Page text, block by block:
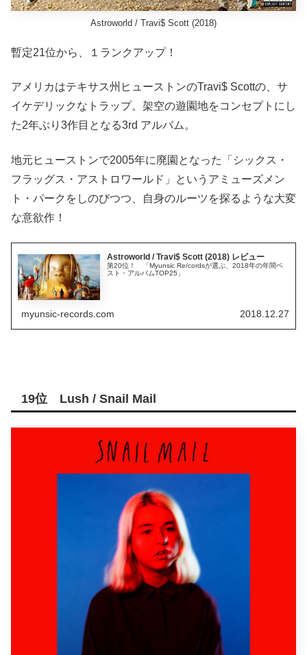
Astroworld / Travi$ Scott (2018)
暫定21位から、１ランクアップ！
アメリカはテキサス州ヒューストンのTravi$ Scottの、サ
イケデリックなトラップ。架空の遊園地をコンセプトにし
た2年ぶり3作目となる3rd アルバム。
地元ヒューストンで2005年に廃園となった「シックス・
フラッグス・アストロワールド」というアミューズメン
ト・パークをしのびつつ、自身のルーツを探るような大変
な意欲作！
Astroworld / Travi$ Scott (2018) レビュー
第20位！ 「Myunsic Re/cordsが選ぶ、2018年の年間ベ
スト・アルバムTOP25」
myunsic-records.com 2018.12.27
19位 Lush / Snail Mail